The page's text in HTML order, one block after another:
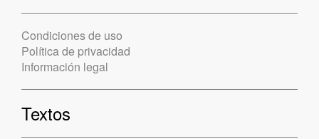
Condiciones de uso
Política de privacidad
Información legal
Textos